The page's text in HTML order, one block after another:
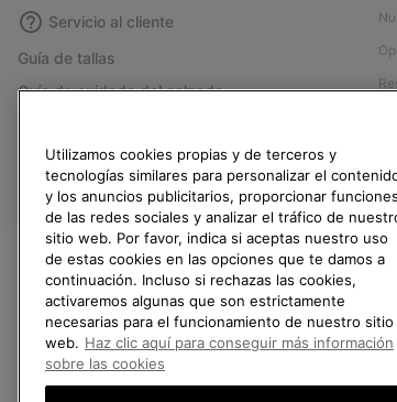
Servicio al cliente
Guía de tallas
Guía de cuidado del calzado
Devoluciones
Desistir del contrato
Estado del pedido
Envío
Pago
Preguntas frecuentes
Utilizamos cookies propias y de terceros y
tecnologías similares para personalizar el
y los anuncios publicitarios, proporcionar funciones
de las redes sociales y analizar el tráfico de
sitio web. Por favor, indica si aceptas nuestro uso
de estas cookies en las opciones que te damos a
continuación. Incluso si rechazas las cookies,
activaremos algunas que son estrictamente
necesarias para el funcionamiento de nuestro sitio
web. Haz clic aquí para conseguir más información
sobre las cookies